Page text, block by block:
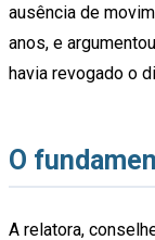
ausência de
anos, e
havia revogado o
O
A relatora,